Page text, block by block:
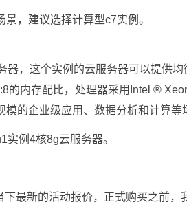
，建议选择计算型c7实例。
，这个实例的云服务器可以提供均
的内存配比，处理器采用Intel ®
的企业级应用、数据分析和计算等
例4核8g云服务器。
最新的活动报价，正式购买之前，